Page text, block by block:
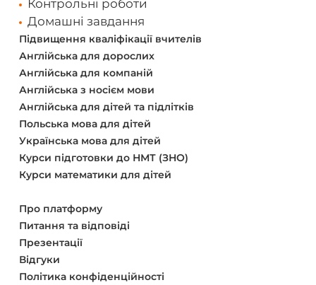
Контрольні роботи
Домашні завдання
Підвищення кваліфікації вчителів
Англійська для дорослих
Англійська для компаній
Англійська з носієм мови
Англійська для дітей та підлітків
Польська мова для дітей
Українська мова для дітей
Курси підготовки до НМТ (ЗНО)
Курси математики для дітей
Про платформу
Питання та відповіді
Презентації
Відгуки
Політика конфіденційності